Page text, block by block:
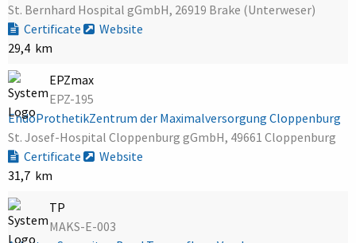
St. Bernhard Hospital gGmbH, 26919 Brake (Unterweser)
Certificate
Website
29,4 km
EPZmax
EPZ-195
EndoProthetikZentrum der Maximalversorgung Cloppenburg
St. Josef-Hospital Cloppenburg gGmbH, 49661 Cloppenburg
Certificate
Website
31,7 km
TP
MAKS-E-003